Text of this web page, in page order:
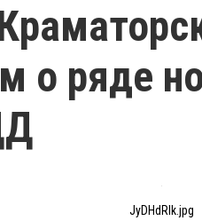
о ряде
JyDHdRIk.jpg